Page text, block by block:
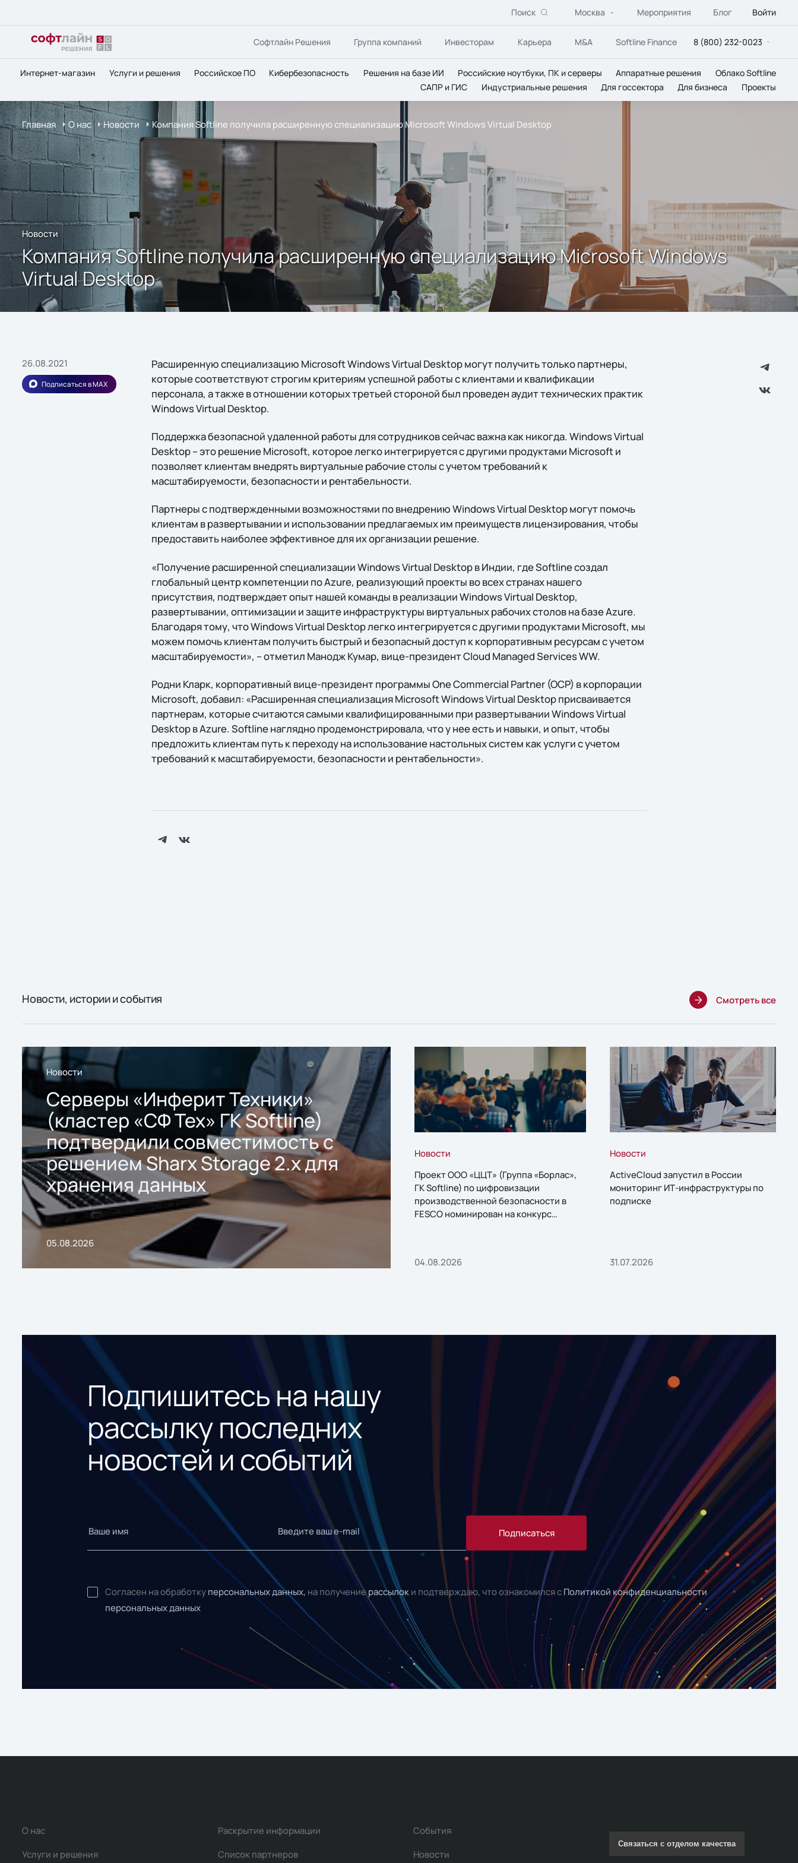
Поиск Москва Мероприятия Блог Войти
Софтлайн Решения Группа компаний Инвесторам Карьера M&A Softline Finance 8 (800) 232-0023
Интернет-магазин Услуги и решения Российское ПО Кибербезопасность Решения на базе ИИ Российские ноутбуки, ПК и серверы Аппаратные решения
Облако Softline
САПР и ГИС
Индустриальные решения Для госсектора Для бизнеса Проекты
Главная О нас Новости Компания Softline получила расширенную специализацию Microsoft Windows Virtual Desktop
Новости
Компания Softline получила расширенную специализацию Microsoft Windows
Virtual Desktop
26.08.2021
Подписаться в MAX
Расширенную специализацию Microsoft Windows Virtual Desktop могут получить только партнеры,
которые соответствуют строгим критериям успешной работы с клиентами и квалификации
персонала, а также в отношении которых третьей стороной был проведен аудит технических практик
Windows Virtual Desktop.
Поддержка безопасной удаленной работы для сотрудников сейчас важна как никогда. Windows Virtual
Desktop – это решение Microsoft, которое легко интегрируется с другими продуктами Microsoft и
позволяет клиентам внедрять виртуальные рабочие столы с учетом требований к
масштабируемости, безопасности и рентабельности.
Партнеры с подтвержденными возможностями по внедрению Windows Virtual Desktop могут помочь
клиентам в развертывании и использовании предлагаемых им преимуществ лицензирования, чтобы
предоставить наиболее эффективное для их организации решение.
«Получение расширенной специализации Windows Virtual Desktop в Индии, где Softline создал
глобальный центр компетенции по Azure, реализующий проекты во всех странах нашего
присутствия, подтверждает опыт нашей команды в реализации Windows Virtual Desktop,
развертывании, оптимизации и защите инфраструктуры виртуальных рабочих столов на базе Azure.
Благодаря тому, что Windows Virtual Desktop легко интегрируется с другими продуктами Microsoft, мы
можем помочь клиентам получить быстрый и безопасный доступ к корпоративным ресурсам с учетом
масштабируемости», – отметил Манодж Кумар, вице-президент Cloud Managed Services WW.
Родни Кларк, корпоративный вице-президент программы One Commercial Partner (OCP) в корпорации
Microsoft, добавил: «Расширенная специализация Microsoft Windows Virtual Desktop присваивается
партнерам, которые считаются самыми квалифицированными при развертывании Windows Virtual
Desktop в Azure. Softline наглядно продемонстрировала, что у нее есть и навыки, и опыт, чтобы
предложить клиентам путь к переходу на использование настольных систем как услуги с учетом
требований к масштабируемости, безопасности и рентабельности».
Новости, истории и события Смотреть все
Новости
Серверы «Инферит Техники»
(кластер «СФ Тех» ГК Softline)
подтвердили совместимость с
решением Sharx Storage 2.x для
хранения данных
05.08.2026
Новости
Проект ООО «ЦЦТ» (Группа «Борлас»,
ГК Softline) по цифровизации
производственной безопасности в
FESCO номинирован на конкурс
04.08.2026
Новости
ActiveCloud запустил в России
мониторинг ИТ-инфраструктуры по
подписке
31.07.2026
Подпишитесь на нашу
рассылку последних
новостей и событий
Подписаться
Согласен на обработку персональных данных, на получениерассылок и подтверждаю, что ознакомился с Политикой конфиденциальности
персональных данных
О нас
Услуги и решения
Раскрытие информации
Список партнеров
События
Новости
Связаться с отделом качества